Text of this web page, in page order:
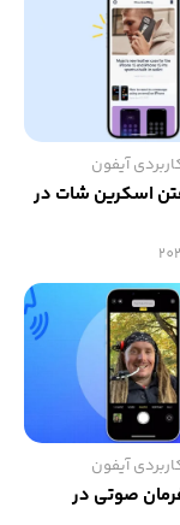
آیفون
اسکرین شات در
آیفون
صوتی در